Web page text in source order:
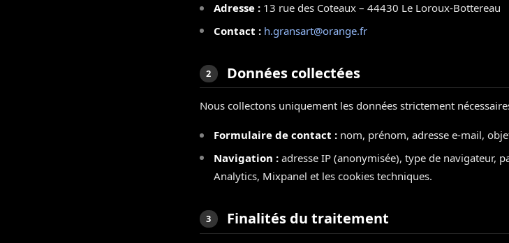
Adresse : 13 rue des Coteaux – 44430 Le Loroux-Bottereau
Contact : h.gransart@orange.fr
2 Données collectées
Nous collectons uniquement les données strictement
Formulaire de contact : nom, prénom, adresse e-mail,
Navigation : adresse IP (anonymisée), type de navigateur,
Analytics, Mixpanel et les cookies techniques.
3 Finalités du traitement